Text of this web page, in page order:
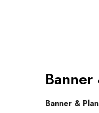
Banner
Banner &